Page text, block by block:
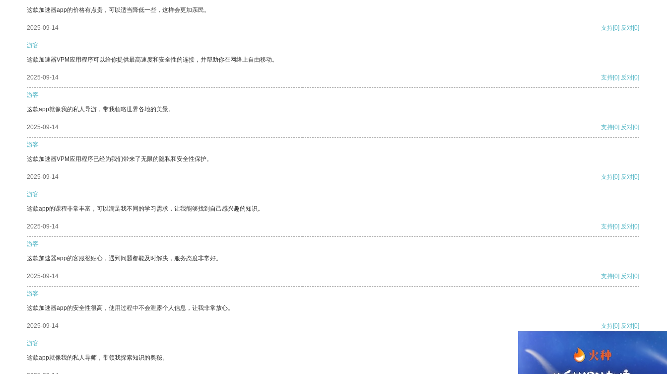
这款加速器app的价格有点贵，可以适当降低一些，这样会更加亲民。
2025-09-14 支持[0] 反对[0]
游客
这款加速器VPM应用程序可以给你提供最高速度和安全性的连接，并帮助你在网络上自由移动。
2025-09-14 支持[0] 反对[0]
游客
这款app就像我的私人导游，带我领略世界各地的美景。
2025-09-14 支持[0] 反对[0]
游客
这款加速器VPM应用程序已经为我们带来了无限的隐私和安全性保护。
2025-09-14 支持[0] 反对[0]
游客
这款app的课程非常丰富，可以满足我不同的学习需求，让我能够找到自己感兴趣的知识。
2025-09-14 支持[0] 反对[0]
游客
这款加速器app的客服很贴心，遇到问题都能及时解决，服务态度非常好。
2025-09-14 支持[0] 反对[0]
游客
这款加速器app的安全性很高，使用过程中不会泄露个人信息，让我非常放心。
2025-09-14 支持[0] 反对[0]
游客
这款app就像我的私人导师，带领我探索知识的奥秘。